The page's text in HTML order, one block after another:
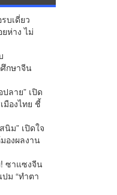
บเดี่ยว
ห่าง ไม่
กษาจีน
ลั่นพบจะ
ลาย” เปิด
มืองไทย ชี้
ใหม่ พรรค
กแน่น ท่าน
นิม” เปิดใจ
องผลงาน
มนต์เกิน
ซาแซงจีน
ม “ทำตา
ระเทศ